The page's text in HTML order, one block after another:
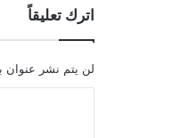
اترك تعليقاً
لن يتم نشر عنوان